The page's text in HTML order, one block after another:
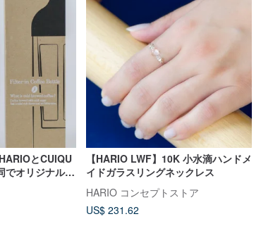
とCUIQU
でオリジナル水
【HARIO LWF】10K 小水滴ハンドメ
イドガラスリングネックレス
HARIO コンセプトストア
US$ 231.62